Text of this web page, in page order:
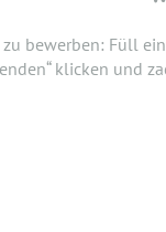
bewerben: Füll
klicken und
oder ein